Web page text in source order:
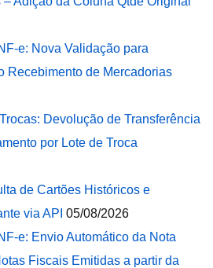
e: Nova Validação para
Recebimento de Mercadorias
Devolução de Transferência
por Lote de Troca
de Cartões Históricos e
via API 05/08/2026
e: Envio Automático da Nota
Fiscais Emitidas a partir da